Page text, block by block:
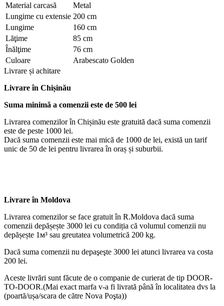
Material carcasă
Metal
Lungime cu extensie 200 cm
Lungime
160 cm
Lăţime
85 cm
Înălţime
76 cm
Culoare
Arabescato Golden
Livrare și achitare
Livrareîn Chișinău
Suma minimă a comenzii este de 500 lei
Livrarea comenzilor în Chișinău este gratuită dacă suma comenzii
este de peste 1000 lei.
Dacă suma comenzii este mai mică de 1000 de lei, există un tarif
unic de 50 de lei pentru livrarea în oraș și suburbii.
Livrare în Moldova
Livrarea comenzilor se face gratuit în R.Moldova dacă suma
comenzii depășește 3000 lei cu condiția că volumul comenzii nu
depășește 1м³ sau greutatea volumetrică 200 kg.
Dacă suma comenzii nu depaşeşte 3000 lei atunci livrarea va costa
200 lei.
Aceste livrări sunt făcute de o companie de curierat de tip DOOR-
TO-DOOR.(Mai exact marfa v-a fi livrată până în localitatea dvs la
(poartă/ușa/scara de către Nova Poşta))